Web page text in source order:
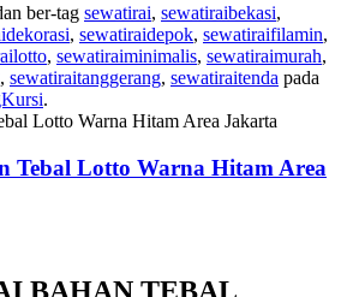
ber-tag sewatirai, sewatiraibekasi,
, sewatiraidepok, sewatiraifilamin,
, sewatiraiminimalis, sewatiraimurah,
, sewatiraitanggerang, sewatiraitenda pada
.
Tebal Lotto Warna Hitam Area